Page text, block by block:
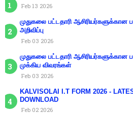
Feb 13 2026
முதுகலை பட்டதாரி ஆசிரியர்களுக்கான
அறிவிப்பு
Feb 03 2026
முதுகலை பட்டதாரி ஆசிரியர்களுக்கான
முக்கிய விவரங்கள்
Feb 03 2026
KALVISOLAI I.T FORM 2026 -
DOWNLOAD
Feb 02 2026